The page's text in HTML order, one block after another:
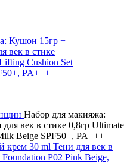
Набор для макияжа:
век в стике 0,8гр Ultimate
Beige SPF50+, PA+++